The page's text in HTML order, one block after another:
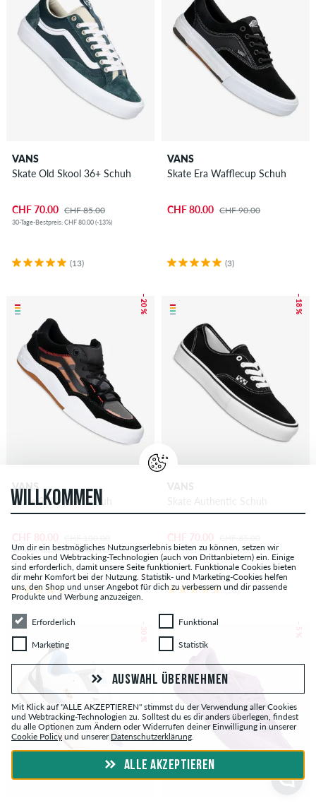
VANS
Skate Old Skool 36+ Schuh
CHF 70.00 CHF 85.00
30-Tage-Bestpreis: CHF 80.00 (-13%)
(13)
VANS
Skate Era Wafflecup Schuh
CHF 80.00 CHF 90.00
(3)
– 20 %
VANS
Skate 2 Wayvee Schuh
CHF 80.00
30-Tage-Bestpreis: CHF 90.00 (-11%)
(4)
– 18 %
CHF 70.00
(28)
– 30 % – 5 %
WILLKOMMEN
Um dir ein bestmögliches Nutzungserlebnis bieten zu können, setzen wir
Cookies und Webtracking-Technologien (auch von Drittanbietern) ein. Einige
sind erforderlich, damit unsere Seite funktioniert. Funktionale Cookies bieten
dir mehr Komfort bei der Nutzung. Statistik- und Marketing-Cookies helfen
uns, den Shop und unser Angebot für dich zu verbessern und dir passende
Produkte und Werbung anzuzeigen.
Erforderlich
Erforderlich FunktionalFunktional
MarketingMarketing StatistikStatistik
AUSWAHL ÜBERNEHMEN
Mit Klick auf "ALLE AKZEPTIEREN" stimmst du der Verwendung aller Cookies
und Webtracking-Technologien zu. Solltest du es dir anders überlegen, findest
du alle Optionen zum Ändern oder Widerrufen deiner Einwilligung in unserer
Cookie Policy und unserer Datenschutzerklärung.
ALLE AKZEPTIEREN